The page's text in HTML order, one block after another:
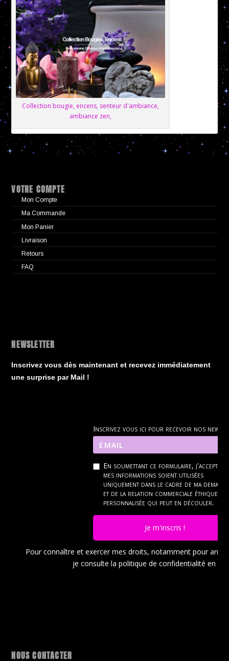
Collection bougie, encens, senteur d'ambiance,
ambiance zen,
VOTRE COMPTE
Mon Compte
Ma Commande
Mon Panier
Livraison
Retours
FAQ
NEWSLETTER
Inscrivez vous dès maintenant et recevez immédiatement
une surprise par Mail !
Inscrivez vous ici pour recevoir nos news
En soumettant ce formulaire, j'accepte
mes informations soient utilisées
uniquement dans le cadre de ma
et de la relation commerciale éthique et
personnalisée qui peut en découler.
Je m'inscris !
Pour connaître et exercer mes droits, notamment pour
je consulte la politique de confidentialité en
NOUS CONTACTER